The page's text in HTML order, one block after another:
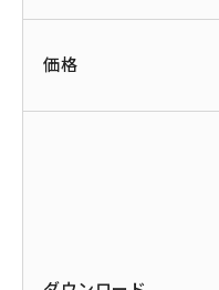
価格